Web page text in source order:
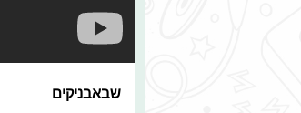
שבאבניקים